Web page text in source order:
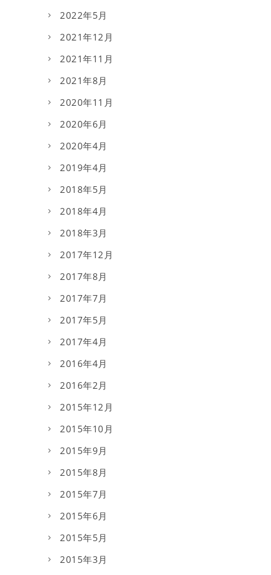
2022年5月
2021年12月
2021年11月
2021年8月
2020年11月
2020年6月
2020年4月
2019年4月
2018年5月
2018年4月
2018年3月
2017年12月
2017年8月
2017年7月
2017年5月
2017年4月
2016年4月
2016年2月
2015年12月
2015年10月
2015年9月
2015年8月
2015年7月
2015年6月
2015年5月
2015年3月